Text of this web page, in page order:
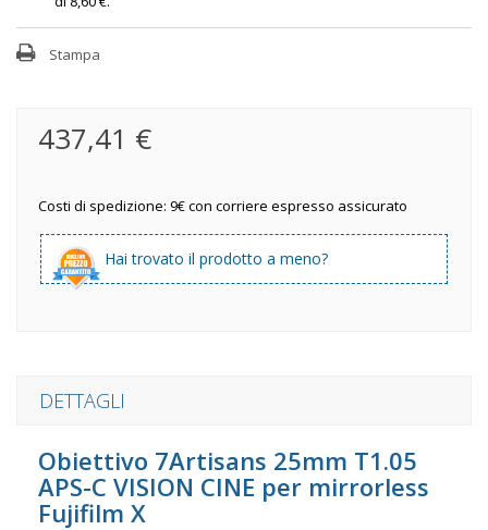
Stampa
437,41 €
Costi di spedizione: 9€ con corriere espresso assicurato
Hai trovato il prodotto a meno?
DETTAGLI
Obiettivo 7Artisans 25mm T1.05
APS-C VISION CINE per mirrorless
Fujifilm X